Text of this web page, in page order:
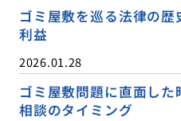
ゴミ屋敷を巡る法律の
利益
2026.01.28
ゴミ屋敷問題に直面し
相談のタイミング